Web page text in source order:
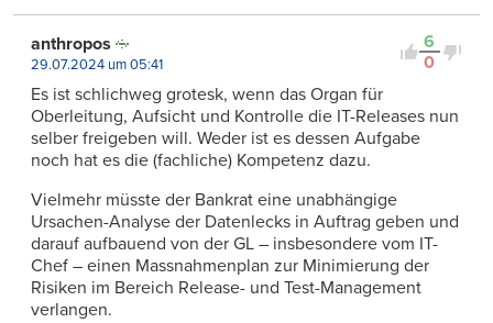
6
0
anthropos
29.07.2024 um 05:41
Es ist schlichweg grotesk, wenn das Organ für
Oberleitung, Aufsicht und Kontrolle die IT-Releases nun
selber freigeben will. Weder ist es dessen Aufgabe
noch hat es die (fachliche) Kompetenz dazu.
Vielmehr müsste der Bankrat eine unabhängige
Ursachen-Analyse der Datenlecks in Auftrag geben und
darauf aufbauend von der GL – insbesondere vom IT-
Chef – einen Massnahmenplan zur Minimierung der
Risiken im Bereich Release- und Test-Management
verlangen.